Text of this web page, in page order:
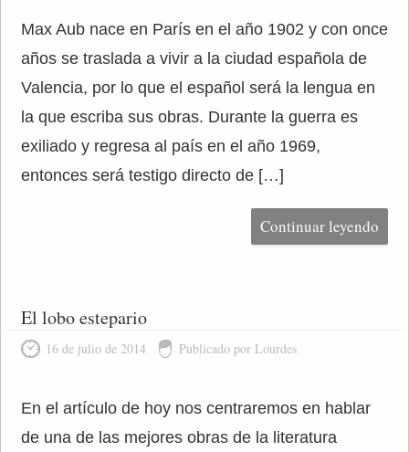
Max Aub nace en París en el año 1902 y con once
años se traslada a vivir a la ciudad española de
Valencia, por lo que el español será la lengua en
la que escriba sus obras. Durante la guerra es
exiliado y regresa al país en el año 1969,
entonces será testigo directo de […]
Continuar leyendo
El lobo estepario
16 de julio de 2014 Publicado por Lourdes
En el artículo de hoy nos centraremos en hablar
de una de las mejores obras de la literatura